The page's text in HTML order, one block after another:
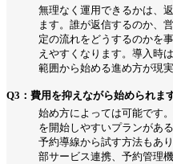
無理なく運用できるかは、
ます。誰が返信するのか、
定の流れをどうするのかを
えやすくなります。導入時
範囲から始める進め方が現実
Q3：費用を抑えながら始められま
始め方によっては可能です
を開始しやすいプランがあ
予約導線から試す方法もあ
部サービス連携、予約管理